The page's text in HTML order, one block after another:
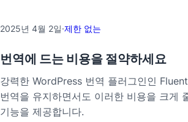
2025년 4월 2일·제한 없는
번역에 드는 비용을 절약하세요
강력한 WordPress 번역 플러그인인
번역을 유지하면서도 이러한 비용을 크게
기능을 제공합니다.